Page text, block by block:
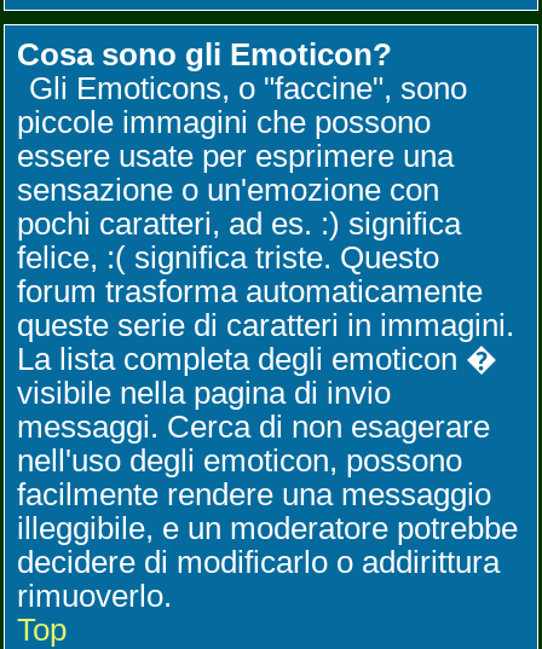
Cosa sono gli Emoticon?
Gli Emoticons, o "faccine", sono
piccole immagini che possono
essere usate per esprimere una
sensazione o un'emozione con
pochi caratteri, ad es. :) significa
felice, :( significa triste. Questo
forum trasforma automaticamente
queste serie di caratteri in immagini.
La lista completa degli emoticon �
visibile nella pagina di invio
messaggi. Cerca di non esagerare
nell'uso degli emoticon, possono
facilmente rendere una messaggio
illeggibile, e un moderatore potrebbe
decidere di modificarlo o addirittura
rimuoverlo.
Top